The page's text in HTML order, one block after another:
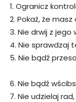
1. Ogranicz
2. Pokaż, że
3. Nie drwij z jego
4. Nie sprawdzaj
5. Nie bądź
6. Nie bądź
7. Nie udzielaj